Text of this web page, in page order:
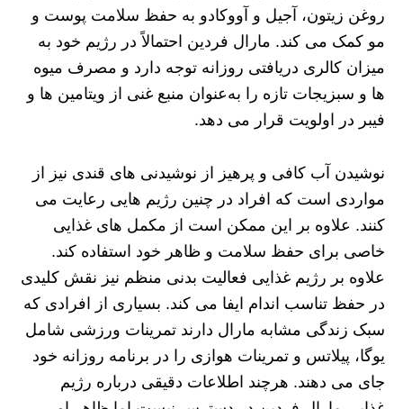
روغن زیتون، آجیل و آووکادو به حفظ سلامت پوست و
مو کمک می‌ کند. مارال فردین احتمالاً در رژیم خود به
میزان کالری دریافتی روزانه توجه دارد و مصرف میوه‌
ها و سبزیجات تازه را به‌عنوان منبع غنی از ویتامین‌ ها و
فیبر در اولویت قرار می‌ دهد.
نوشیدن آب کافی و پرهیز از نوشیدنی‌ های قندی نیز از
مواردی است که افراد در چنین رژیم‌ هایی رعایت می‌
کنند. علاوه بر این ممکن است از مکمل‌ های غذایی
خاصی برای حفظ سلامت و ظاهر خود استفاده کند.
علاوه بر رژیم غذایی فعالیت بدنی منظم نیز نقش کلیدی
در حفظ تناسب اندام ایفا می‌ کند. بسیاری از افرادی که
سبک زندگی مشابه مارال دارند تمرینات ورزشی شامل
یوگا، پیلاتس و تمرینات هوازی را در برنامه روزانه خود
جای می‌ دهند. هرچند اطلاعات دقیقی درباره رژیم